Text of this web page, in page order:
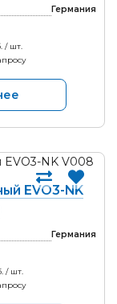
Германия
/ шт.
EVO3-NK
Германия
/ шт.